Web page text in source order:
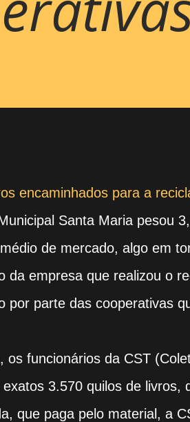
encaminhados para a
Santa Maria pesou
de mercado, algo em
da empresa que realizou o
por parte das cooperativas
os funcionários da CST
3.570 quilos de livros,
que paga pelo material, a